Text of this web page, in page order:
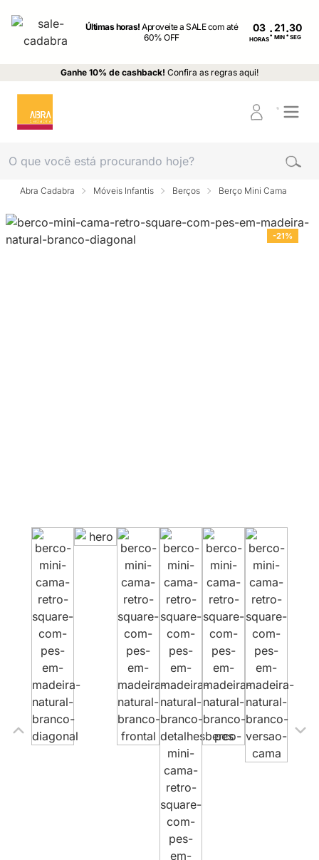
Últimas horas!Aproveite a SALE com até
60% OFF
03
HORAS: MIN : SEG
Ganhe 10% de cashback! Confira as regras aqui!
Abra Cadabra Móveis Infantis Berços Berço Mini Cama
-21%